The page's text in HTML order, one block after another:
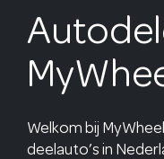
Welkom bij
deelauto’s in